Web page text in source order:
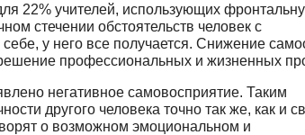
22% учителей, использующих
стечении обстоятельств чело­век с
у него все получается. Снижение
профессиональных и жиз­ненных
негативное самовосприятие. Таким
другого человека точно так же, как и
о возможном эмоциональном и